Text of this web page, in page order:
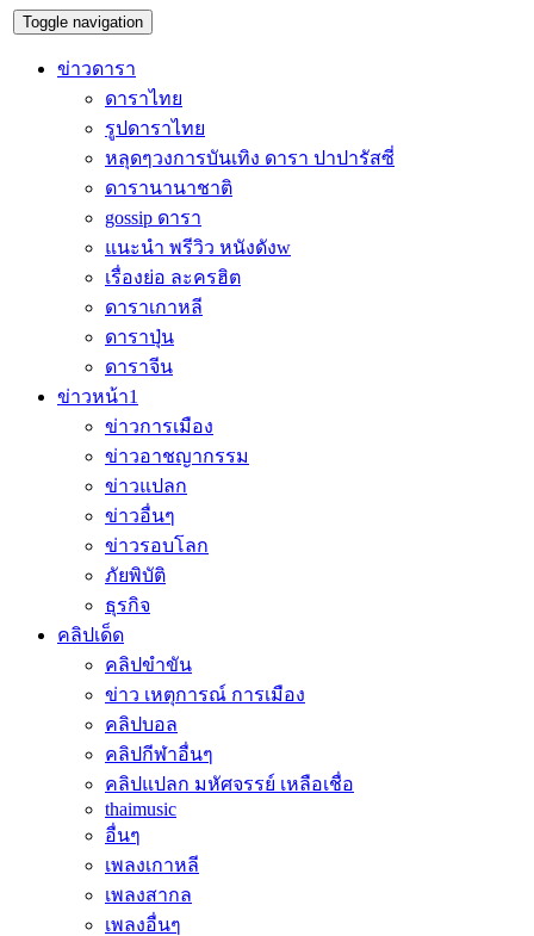
Toggle navigation
ข่าวดารา
ดาราไทย
รูปดาราไทย
หลุดๆวงการบันเทิง ดารา ปาปารัสซี่
ดารานานาชาติ
gossip ดารา
แนะนำ พรีวิว หนังดังw
เรื่องย่อ ละครฮิต
ดาราเกาหลี
ดาราปุ่น
ดาราจีน
ข่าวหน้า1
ข่าวการเมือง
ข่าวอาชญากรรม
ข่าวแปลก
ข่าวอื่นๆ
ข่าวรอบโลก
ภัยพิบัติ
ธุรกิจ
คลิปเด็ด
คลิปขำขัน
ข่าว เหตุการณ์ การเมือง
คลิปบอล
คลิปกีฬาอื่นๆ
คลิปแปลก มหัศจรรย์ เหลือเชื่อ
thaimusic
อื่นๆ
เพลงเกาหลี
เพลงสากล
เพลงอื่นๆ